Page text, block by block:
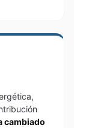
cambiado